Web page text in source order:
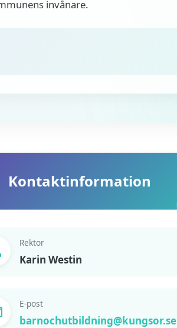
invånare.
Kontaktinformation
Rektor
Karin Westin
E-post
barnochutbildning@kungsor.se